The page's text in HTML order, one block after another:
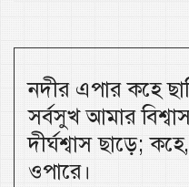
নদীর এপার কহে
সর্বসুখ আমার
দীর্ঘশ্বাস ছাড়ে;
ওপারে।